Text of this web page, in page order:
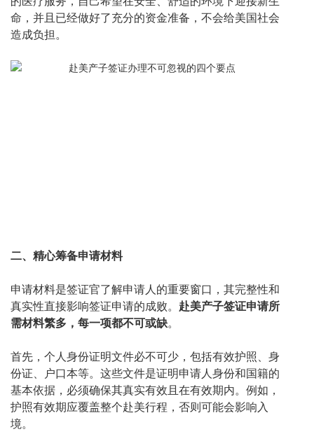
命，并且已经做好了充分的资金准备，不会给美国社会
造成负担。
二、精心筹备申请材料
申请材料是签证官了解申请人的重要窗口，其完整性和
真实性直接影响签证申请的成败。 赴美产子签证申请所
需材料繁多，每一项都不可或缺。
首先，个人身份证明文件必不可少，包括有效护照、身
份证、户口本等。这些文件是证明申请人身份和国籍的
基本依据，必须确保其真实有效且在有效期内。例如，
护照有效期应覆盖整个赴美行程，否则可能会影响入
境。